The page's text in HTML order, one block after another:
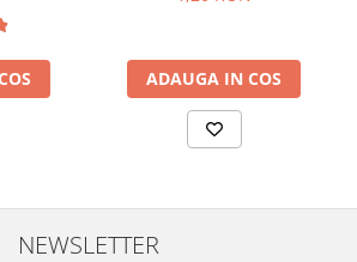
ADAUGA IN COS
NEWSLETTER